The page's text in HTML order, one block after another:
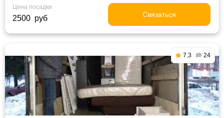
Цена посадки
2500 руб Связаться
7.3 24